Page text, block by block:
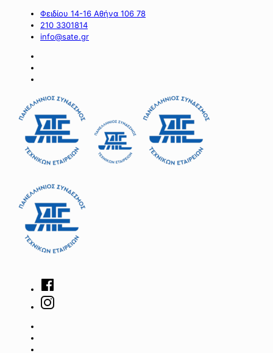
Φειδίου 14-16 Αθήνα 106 78
210 3301814
info@sate.gr